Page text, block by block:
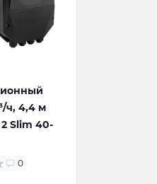
ч, 4,4 м
Slim 40-
0